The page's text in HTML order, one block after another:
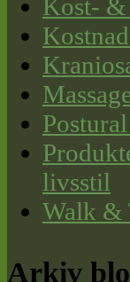
Kost- &
livsstil
Walk &
Arkiv